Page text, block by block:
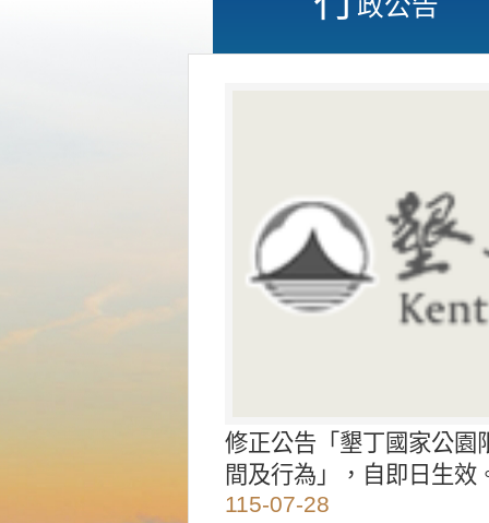
修正公告「墾丁國家公園
間及行為」，自即日生效
115-07-28